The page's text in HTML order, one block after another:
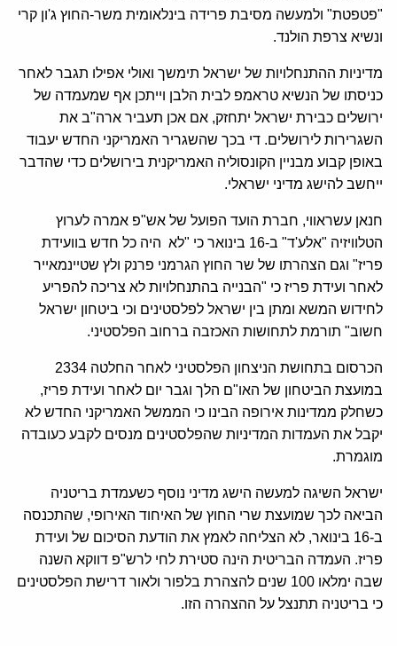
"פטפטת" ולמעשה מסיבת פרידה בינלאומית משר-החוץ ג'ון קרי
ונשיא צרפת הולנד.
מדיניות ההתנחלויות של ישראל תימשך ואולי אפילו תגבר לאחר
כניסתו של הנשיא טראמפ לבית הלבן וייתכן אף שמעמדה של
ירושלים כבירת ישראל יתחזק, אם אכן תעביר ארה"ב את
השגרירות לירושלים. די בכך שהשגריר האמריקני החדש יעבוד
באופן קבוע מבניין הקונסוליה האמריקנית בירושלים כדי שהדבר
ייחשב להישג מדיני ישראלי.
חנאן עשראווי, חברת הועד הפועל של אש"פ אמרה לערוץ
הטלוויזיה "אלע'ד" ב-16 בינואר כי "לא היה כל חדש בוועידת
פריז" וגם הצהרתו של שר החוץ הגרמני פרנק ולץ שטיינמאייר
לאחר ועידת פריז כי "הבנייה בהתנחלויות לא צריכה להפריע
לחידוש המשא ומתן בין ישראל לפלסטינים וכי ביטחון ישראל
חשוב" תורמת לתחושות האכזבה ברחוב הפלסטיני.
הכרסום בתחושת הניצחון הפלסטיני לאחר החלטה 2334
במועצת הביטחון של האו"ם הלך וגבר יום לאחר ועידת פריז,
כשחלק ממדינות אירופה הבינו כי הממשל האמריקני החדש לא
יקבל את העמדות המדיניות שהפלסטינים מנסים לקבע כעובדה
מוגמרת.
ישראל השיגה למעשה הישג מדיני נוסף כשעמדת בריטניה
הביאה לכך שמועצת שרי החוץ של האיחוד האירופי, שהתכנסה
ב-16 בינואר, לא הצליחה לאמץ את הודעת הסיכום של ועידת
פריז. העמדה הבריטית הינה סטירת לחי לרש"פ דווקא השנה
שבה ימלאו 100 שנים להצהרת בלפור ולאור דרישת הפלסטינים
כי בריטניה תתנצל על ההצהרה הזו.